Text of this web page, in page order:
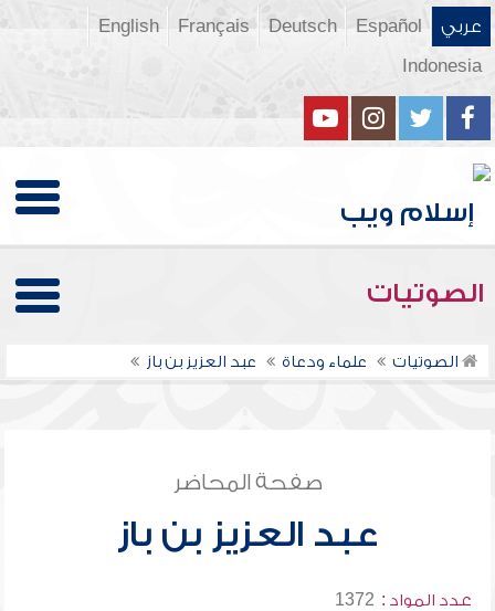
عربي Español
Deutsch
Français
English
Indonesia
الصوتيات
الصوتيات علماء ودعاة عبد العزيز بن باز
صفحة المحاضر
عبد العزيز بن باز
عدد المواد : 1372